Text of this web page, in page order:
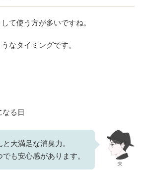
て使う方が多いですね。
なタイミングです。
る日
と大満足な消臭力。
でも安心感があります。
夫